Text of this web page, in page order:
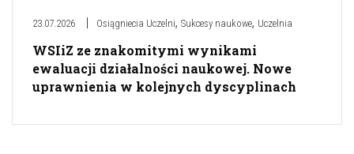
23.07.2026 Osiągniecia Uczelni, Sukcesy naukowe, Uczelnia
WSIiZ ze znakomitymi wynikami
ewaluacji działalności naukowej. Nowe
uprawnienia w kolejnych dyscyplinach